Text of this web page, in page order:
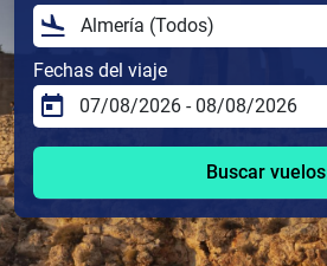
Fechas del viaje
Buscar vuelos